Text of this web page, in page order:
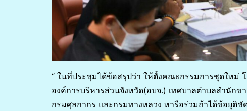
“ ในที่ประชุมได้ข้อสรุปว่า ให้ตั้งคณะกรรมการชุดใหม่
องค์การบริหารส่วนจังหวัด(อบจ.) เทศบาลตำบลสำนัก
กรมศุลกากร และกรมทางหลวง หารือร่วมถ้าได้ข้อยุติ